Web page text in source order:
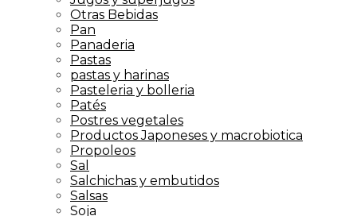
Otras Bebidas
Pan
Panaderia
Pastas
pastas y harinas
Pasteleria y bolleria
Patés
Postres vegetales
Productos Japoneses y macrobiotica
Propoleos
Sal
Salchichas y embutidos
Salsas
Soja